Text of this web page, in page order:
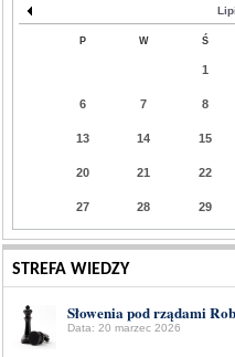
P W Ś
1
6 7 8
13 14 15
20 21 22
27 28 29
STREFA WIEDZY
Słowenia pod rządami
Data: 20 marzec 2026